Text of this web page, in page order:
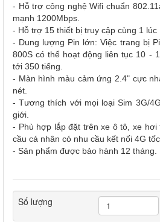
- Hỗ trợ công nghệ Wifi chuẩn
mạnh 1200Mbps.
- Hỗ trợ 15 thiết bị truy cập cùng 1 lúc
- Dung lượng Pin lớn: Việc trang bị
800S có thể hoạt động liên tục 10 -
tới 350 tiếng.
- Màn hình màu cảm ứng 2.4" cực
nét.
- Tương thích với mọi loại Sim 3G/
giới.
- Phù hợp lắp đặt trên xe ô tô, xe
cầu cá nhân có nhu cầu kết nối 4G
- Sản phẩm được bảo hành 12 tháng.
Số lượng